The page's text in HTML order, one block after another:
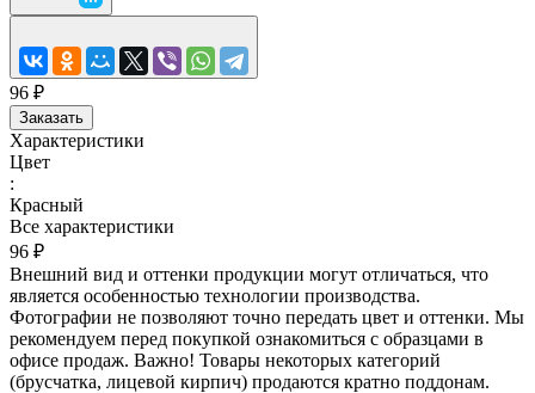
96 ₽
Заказать
Характеристики
Цвет
:
Красный
Все характеристики
96 ₽
Внешний вид и оттенки продукции могут отличаться, что
является особенностью технологии производства.
Фотографии не позволяют точно передать цвет и оттенки. Мы
рекомендуем перед покупкой ознакомиться с образцами в
офисе продаж. Важно! Товары некоторых категорий
(брусчатка, лицевой кирпич) продаются кратно поддонам.